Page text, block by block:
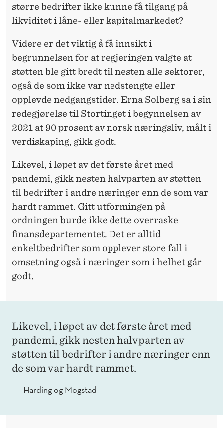
større bedrifter ikke kunne få tilgang på
likviditet i låne- eller kapitalmarkedet?
Videre er det viktig å få innsikt i
begrunnelsen for at regjeringen valgte at
støtten ble gitt bredt til nesten alle sektorer,
også de som ikke var nedstengte eller
opplevde nedgangstider. Erna Solberg sa i sin
redegjørelse til Stortinget i begynnelsen av
2021 at 90 prosent av norsk næringsliv, målt i
verdiskaping, gikk godt.
Likevel, i løpet av det første året med
pandemi, gikk nesten halvparten av støtten
til bedrifter i andre næringer enn de som var
hardt rammet. Gitt utformingen på
ordningen burde ikke dette overraske
finansdepartementet. Det er alltid
enkeltbedrifter som opplever store fall i
omsetning også i næringer som i helhet går
godt.
Likevel, i løpet av det første året med
pandemi, gikk nesten halvparten av
støtten til bedrifter i andre næringer enn
de som var hardt rammet.
Harding og Mogstad